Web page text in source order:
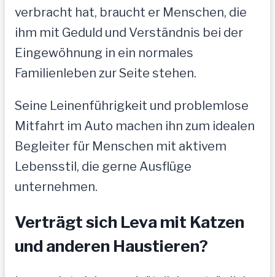
verbracht hat, braucht er Menschen, die
ihm mit Geduld und Verständnis bei der
Eingewöhnung in ein normales
Familienleben zur Seite stehen.
Seine Leinenführigkeit und problemlose
Mitfahrt im Auto machen ihn zum idealen
Begleiter für Menschen mit aktivem
Lebensstil, die gerne Ausflüge
unternehmen.
Verträgt sich Leva mit Katzen
und anderen Haustieren?